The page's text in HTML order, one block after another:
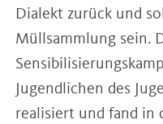
Dialekt zurück und
Müllsammlung sein.
Jugendlichen des
realisiert und fand in